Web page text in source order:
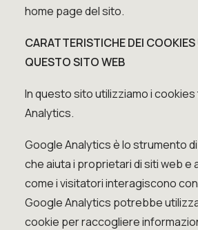
home page del sito.
CARATTERISTICHE DEI
QUESTO SITO WEB
In questo sito utilizziamo i
Analytics.
Google Analytics è lo strumento
che aiuta i proprietari di siti web e
come i visitatori interagiscono
Google Analytics potrebbe
cookie per raccogliere